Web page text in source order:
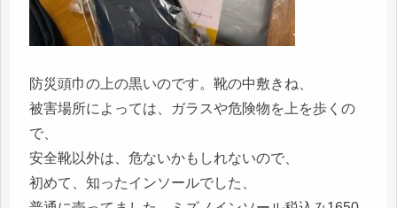
防災頭巾の上の黒いのです。靴の中敷きね、
被害場所によっては、ガラスや危険物を上を歩くの
で、
安全靴以外は、危ないかもしれないので、
初めて、知ったインソールでした、